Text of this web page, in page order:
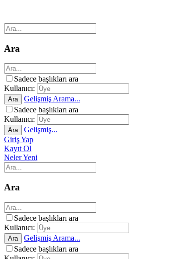
Ara
Sadece başlıkları ara
Kullanıcı:
Ara
Gelişmiş Arama...
Sadece başlıkları ara
Kullanıcı:
Ara
Gelişmiş...
Giriş Yap
Kayıt Ol
Neler Yeni
Ara
Sadece başlıkları ara
Kullanıcı:
Ara
Gelişmiş Arama...
Sadece başlıkları ara